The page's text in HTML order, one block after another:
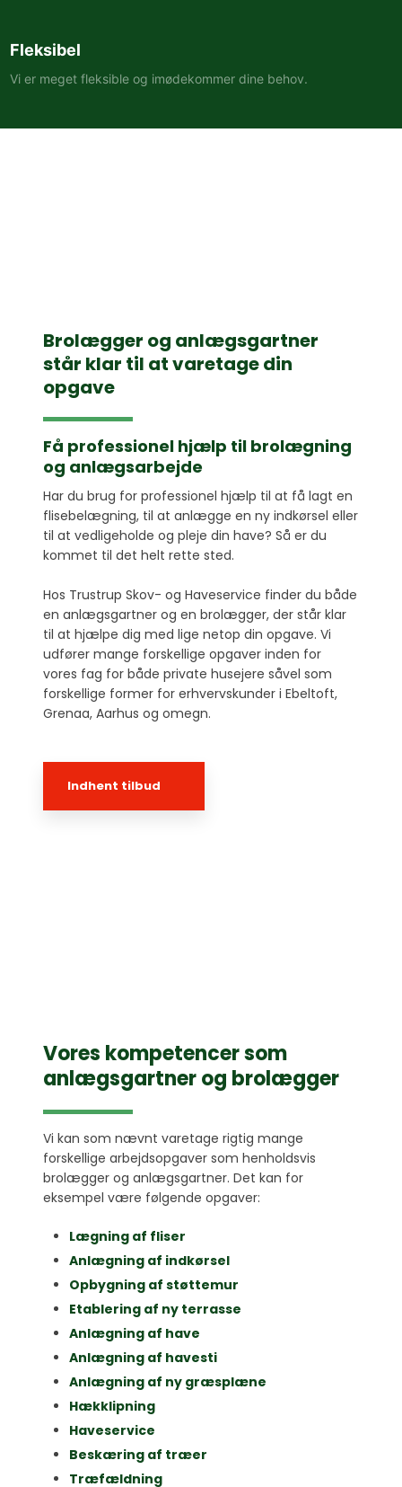
Fleksibel
Vi er meget fleksible og imødekommer dine behov.
Brolægger og anlægsgartner
står klar til at varetage din
opgave
Få professionel hjælp til brolægning
og anlægsarbejde
Har du brug for professionel hjælp til at få lagt en
flisebelægning, til at anlægge en ny indkørsel eller
til at vedligeholde og pleje din have? Så er du
kommet til det helt rette sted.
Hos Trustrup Skov- og Haveservice finder du både
en anlægsgartner og en brolægger, der står klar
til at hjælpe dig med lige netop din opgave. Vi
udfører mange forskellige opgaver inden for
vores fag for både private husejere såvel som
forskellige former for erhvervskunder i Ebeltoft,
Grenaa, Aarhus og omegn.
Indhent tilbud​​
Vores kompetencer som
anlægsgartner og brolægger​
Vi kan som nævnt varetage rigtig mange
forskellige arbejdsopgaver som henholdsvis
brolægger og anlægsgartner. Det kan for
eksempel være følgende opgaver:
Lægning af fliser
Anlægning af indkørsel
Opbygning af støttemur
Etablering af ny terrasse​
Anlægning af have
Anlægning af havesti
Anlægning af ny græsplæne
Hækklipning
​Haveservice​
Beskæring af træer
Træfældning